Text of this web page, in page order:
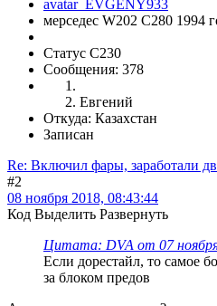
мерседес W202 С280 1994
Статус C230
Сообщения: 378
Евгений
Откуда: Казахстан
Записан
Re: Включил фары, заработали
#2
08 ноября 2018, 08:43:44
Код Выделить Развернуть
Цитата: DVA от 07
Если дорестайл, то самое
за блоком предов